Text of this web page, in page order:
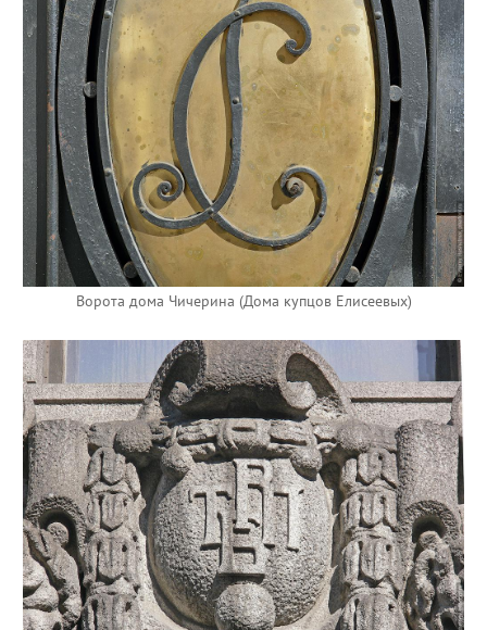
Ворота дома Чичерина (Дома купцов Елисеевых)